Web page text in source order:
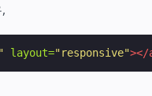
layout="responsive"></